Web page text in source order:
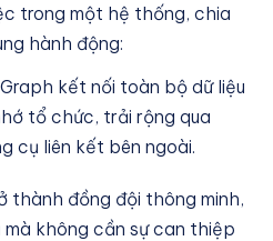
trong một hệ thống, chia
hành động:
kết nối toàn bộ dữ liệu
tổ chức, trải rộng qua
cụ liên kết bên ngoài.
thành đồng đội thông minh,
không cần sự can thiệp